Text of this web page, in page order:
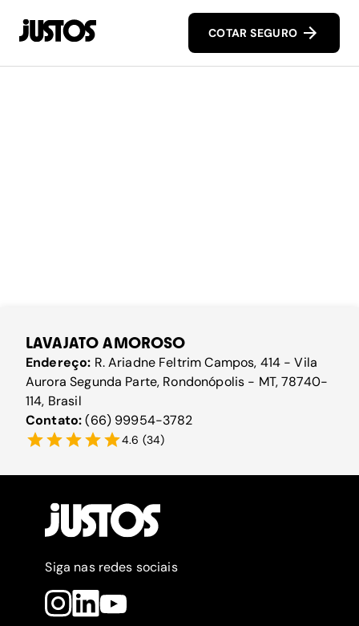
COTAR SEGURO
LAVAJATO AMOROSO
Endereço: R. Ariadne Feltrim Campos, 414 - Vila
Aurora Segunda Parte, Rondonópolis - MT, 78740-
114, Brasil
Contato:(66) 99954-3782
4.6 (34)
Siga nas redes sociais